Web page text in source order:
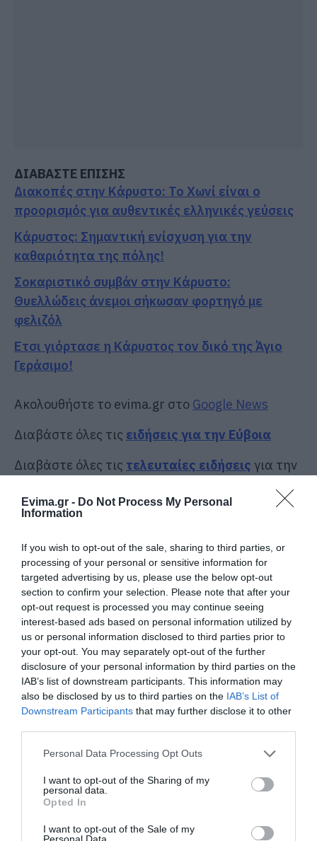
Evima.gr - Do Not Process My Personal
Information
If you wish to opt-out of the sale, sharing to third parties, or
processing of your personal or sensitive information for
targeted advertising by us, please use the below opt-out
section to confirm your selection. Please note that after your
opt-out request is processed you may continue seeing
interest-based ads based on personal information utilized by
us or personal information disclosed to third parties prior to
your opt-out. You may separately opt-out of the further
disclosure of your personal information by third parties on the
IAB’s list of downstream participants. This information may
also be disclosed by us to third parties on the IAB’s List of
Downstream Participants that may further disclose it to other
Please note that this website/app uses one or more Google
not limited to your visit or usage behaviour. You may click to
grant or deny consent to Google and its third-party tags to
use your data for below specified purposes in below Google
consent section.
Personal Data Processing Opt Outs
I want to opt-out of the Sharing of my
personal data.
Opted In
I want to opt-out of the Sale of my
Personal Data.
ΔΙΑΒΑΣΤΕ ΕΠΙΣΗΣ
Διακοπές στην Κάρυστο: Το Χωνί είναι ο
προορισμός για αυθεντικές ελληνικές γεύσεις
Κάρυστος: Σημαντική ενίσχυση για την
καθαριότητα της πόλης!
Σοκαριστικό συμβάν στην Κάρυστο:
Θυελλώδεις άνεμοι σήκωσαν φορτηγό με
φελιζόλ
Ετσι γιόρτασε η Κάρυστος τον δικό της Άγιο
Γεράσιμο!
Ακολουθήστε το evima.gr στο Google News
Διαβάστε όλες τις ειδήσεις για την Εύβοια
Διαβάστε όλες τις τελευταίες ειδήσεις για την
TAGS:
KARYSTOS ΕΙΔΗΣΕΙΣ ΕΥΒΟΙΑ ΕΥΒΟΙΑ
ΝΕΑ
ΝΟΤΙΑ ΕΥΒΟΙΑ
ΦΩΤΙΑ
ΡΟΗ ΕΙΔΗΣΕΩΝ
Ρίγη συγκίνησης στην Εύβοια! Η
Ιερά Μονή Οσίου Δαυΐδ έλαμψε
στη μεγάλη πανήγυρη της
Μεταμορφώσεως
08.08.2026 | 21:00
Φάνης Σπανός: 500.000 € για την
Δημοτικού Σχολείου Λιβαδειάς
08.08.2026 | 20:40
Εύβοια: Τέλος στις παράνομες
χωματερές – Έρχονται πρόστιμα
χωρίς εξαιρέσεις
08.08.2026 | 20:20